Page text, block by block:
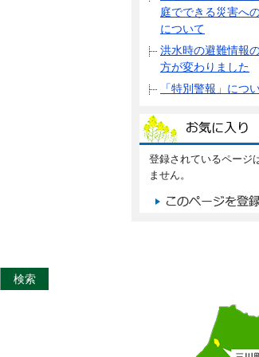
庭でできる災害へ
について
洪水時の避難情報
方が変わりました
「特別警報」につ
登録されているページ
ません。